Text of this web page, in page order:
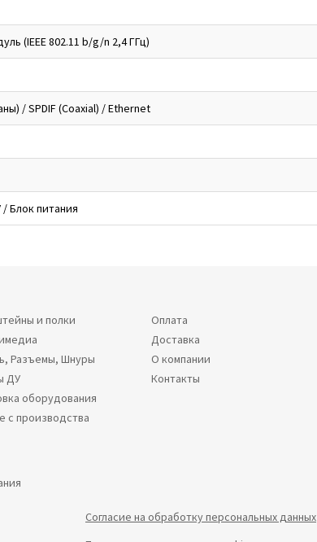
(IEEE 802.11 b/g/n 2,4 ГГц)
/ SPDIF (Coaxial) / Ethernet
Блок питания
и полки
Разъемы, Шнуры
ДУ
оборудования
с производства
Оплата
Доставка
О компании
Контакты
Согласие на обработку персональных данных